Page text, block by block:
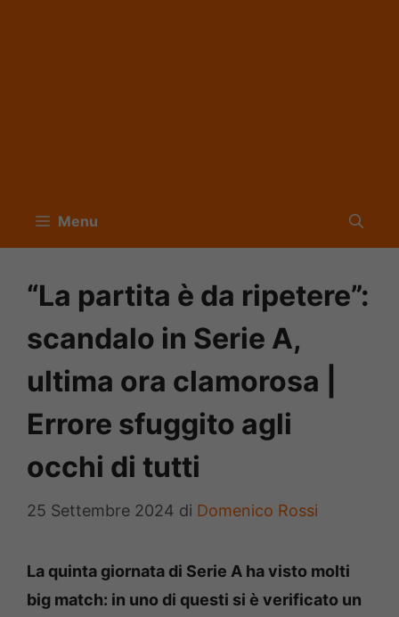
Menu
“La partita è da ripetere”:
scandalo in Serie A,
ultima ora clamorosa |
Errore sfuggito agli
occhi di tutti
25 Settembre 2024 di Domenico Rossi
La quinta giornata di Serie A ha visto molti
big match: in uno di questi si è verificato un